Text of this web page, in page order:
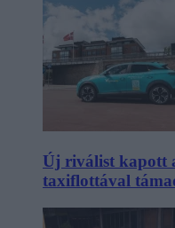
Új riválist kapott
taxiflottával